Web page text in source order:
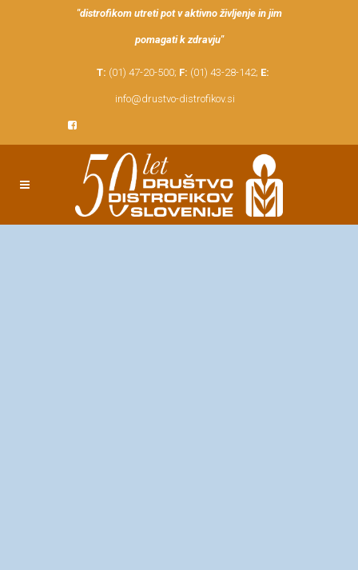
"distrofikom utreti pot v aktivno življenje in jim
pomagati k zdravju"
T: (01) 47-20-500; F: (01) 43-28-142; E:
info@drustvo-distrofikov.si